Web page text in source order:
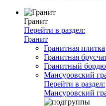
Гранит
Перейти в раздел:
Гранит
Гранитная плитка
Гранитная
Гранитный
Мансуровский
Перейти в раздел:
Мансуровский